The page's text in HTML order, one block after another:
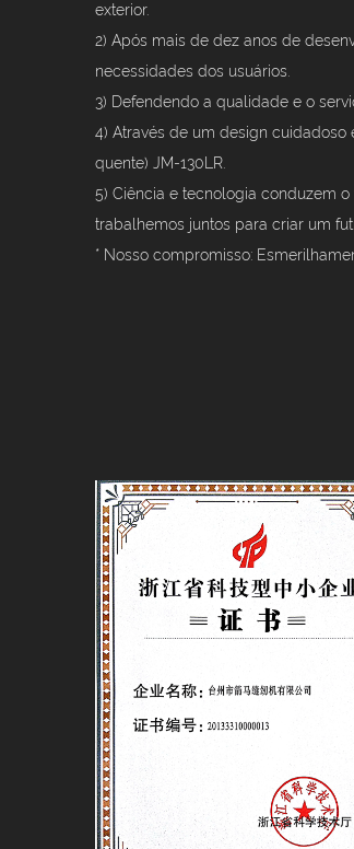
exterior.
2) Após mais de dez anos de
necessidades dos usuários.
3) Defendendo a qualidade e o
4) Através de um design
quente) JM-130LR.
5) Ciência e tecnologia conduzem
trabalhemos juntos para criar um
* Nosso compromisso: